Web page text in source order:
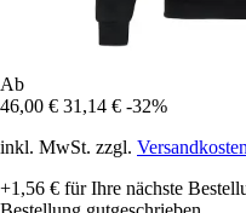
Ab
46,00 € 31,14 € -32%
inkl. MwSt. zzgl. Versandkosten
+1,56 € für Ihre nächste